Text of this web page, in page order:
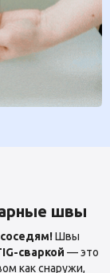
швы
Швы
сваркой — это
как снаружи,